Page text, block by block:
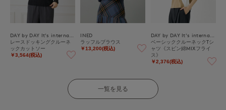
レースドッキングクルーネ
ックカットソー
￥3,564(税込)
INED
ラッフルブラウス
￥13,200(税込)
ベーシッククルーネックTシ
ャツ《スビン綿MIXフライ
ス》
￥2,376(税込)
一覧を見る